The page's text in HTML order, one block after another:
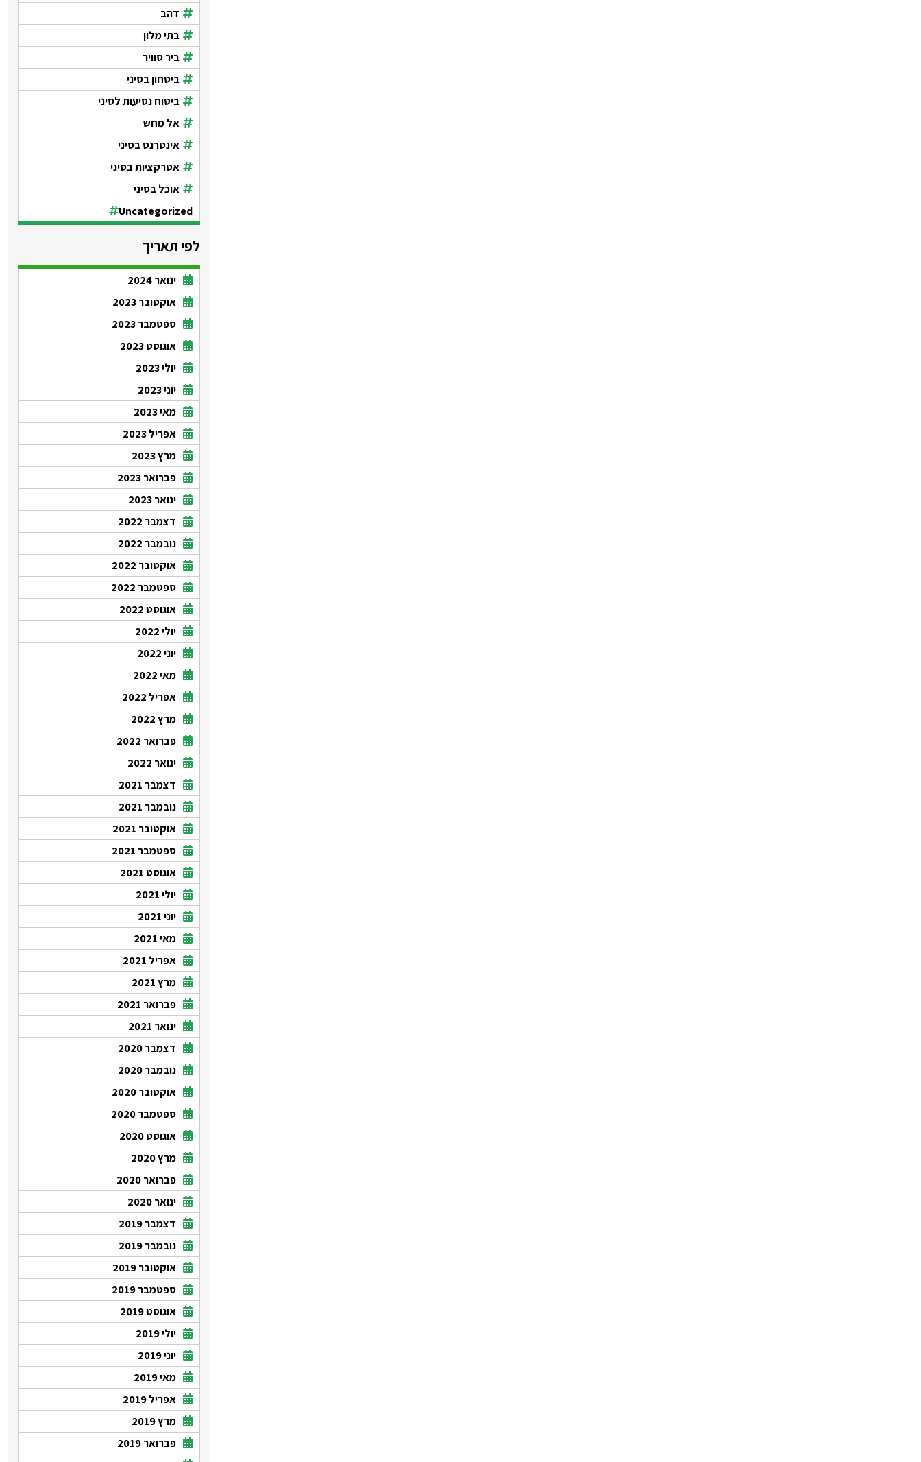
דהב
בתי מלון
ביר סוויר
ביטחון בסיני
ביטוח נסיעות לסיני
אל מחש
אינטרנט בסיני
אטרקציות בסיני
אוכל בסיני
Uncategorized
לפי תאריך
ינואר 2024
אוקטובר 2023
ספטמבר 2023
אוגוסט 2023
יולי 2023
יוני 2023
מאי 2023
אפריל 2023
מרץ 2023
פברואר 2023
ינואר 2023
דצמבר 2022
נובמבר 2022
אוקטובר 2022
ספטמבר 2022
אוגוסט 2022
יולי 2022
יוני 2022
מאי 2022
אפריל 2022
מרץ 2022
פברואר 2022
ינואר 2022
דצמבר 2021
נובמבר 2021
אוקטובר 2021
ספטמבר 2021
אוגוסט 2021
יולי 2021
יוני 2021
מאי 2021
אפריל 2021
מרץ 2021
פברואר 2021
ינואר 2021
דצמבר 2020
נובמבר 2020
אוקטובר 2020
ספטמבר 2020
אוגוסט 2020
מרץ 2020
פברואר 2020
ינואר 2020
דצמבר 2019
נובמבר 2019
אוקטובר 2019
ספטמבר 2019
אוגוסט 2019
יולי 2019
יוני 2019
מאי 2019
אפריל 2019
מרץ 2019
פברואר 2019